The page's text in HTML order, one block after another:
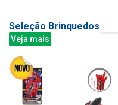
Seleção Brinquedos
Veja mais